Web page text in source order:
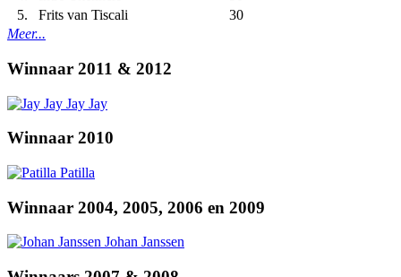
5.
Frits van Tiscali
30
Meer...
Winnaar 2011 & 2012
Jay Jay
Winnaar 2010
Patilla
Winnaar 2004, 2005, 2006 en 2009
Johan Janssen